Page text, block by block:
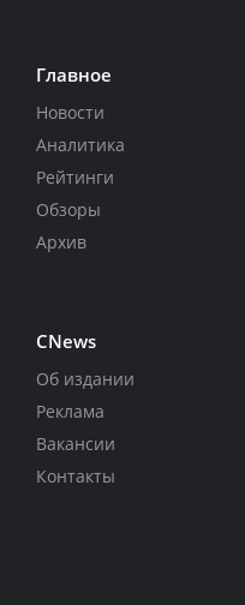
Главное
Новости
Аналитика
Рейтинги
Обзоры
Архив
CNews
Об издании
Реклама
Вакансии
Контакты